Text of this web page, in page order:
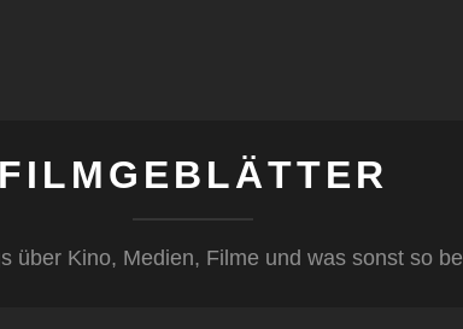
FILMGEBLÄTTER
über Kino, Medien, Filme und was sonst so